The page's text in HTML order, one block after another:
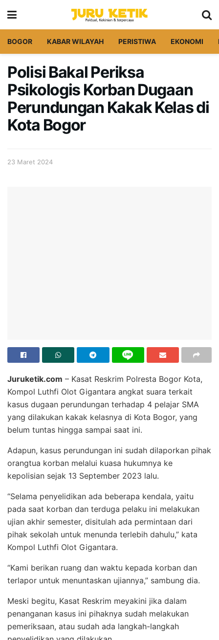
BOGOR KABAR WILAYAH PERISTIWA EKONOMI
Polisi Bakal Periksa
Psikologis Korban Dugaan
Perundungan Kakak Kelas di
Kota Bogor
23 Maret 2024
Juruketik.com – Kasat Reskrim Polresta Bogor Kota,
Kompol Luthfi Olot Gigantara angkat suara terkait
kasus dugaan perundungan terhadap 4 pelajar SMA
yang dilakukan kakak kelasnya di Kota Bogor, yang
belum tuntas hingga sampai saat ini.
Adapun, kasus perundungan ini sudah dilaporkan pihak
orangtua korban melalui kuasa hukumnya ke
kepolisian sejak 13 September 2023 lalu.
“Selama penyelidikan ada beberapa kendala, yaitu
pada saat korban dan terduga pelaku ini melakukan
ujian akhir semester, disitulah ada permintaan dari
pihak sekolah untuk menunda terlebih dahulu,” kata
Kompol Luthfi Olot Gigantara.
“Kami berikan ruang dan waktu kepada korban dan
terlapor untuk menuntaskan ujiannya,” sambung dia.
Meski begitu, Kasat Reskrim meyakini jika dalam
penanganan kasus ini pihaknya sudah melakukan
pemeriksaan, atau sudah ada langkah-langkah